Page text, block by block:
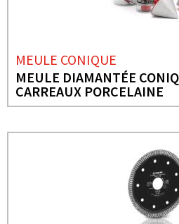
MEULE CONIQUE
MEULE DIAMANTÉE
CARREAUX PORCELAINE